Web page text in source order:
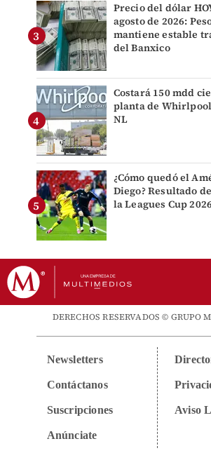
Precio del dólar
agosto de 2026:
mantiene estable
del Banxico
Costará 150 mdd
planta de
NL
¿Cómo quedó el
Diego? Resultado
la Leagues Cup
DERECHOS RESERVADOS © GRUPO
Newsletters
Contáctanos
Suscripciones
Anúnciate
Aviso